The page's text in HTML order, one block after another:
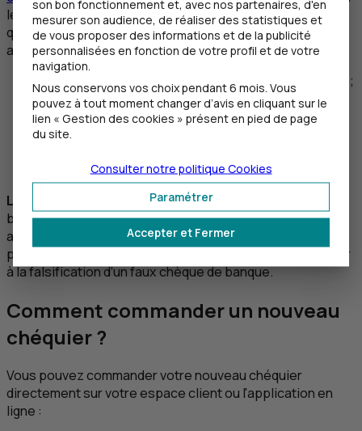
les transactions aux montants élevés. Cependant,
quelques précautions restent tout de même à prendre
afin de vous prémunir d’une éventuelle fraude :
Un filigrane doit apparaître sur le chèque de banque ;
Vérifiez que le chèque est émis par une banque en
France ;
Vérifiez qu’aucune rature ou autre trace particulière
Contacter la banque émettrice.
Le conseil du
: évitez les transactions par chèque de
banque le week-end, votre banque pourra ainsi procéder
aux vérifications nécessaires. Ne transmettez pas de
photo ou photocopie de votre chèque, elle pourrait servir
à la falsification d’un faux chèque de banque.
Comment commander un nouveau
chéquier ?
Vous pouvez commander votre nouveau chéquier
directement sur votre espace client ou l'application en
ligne :
son bon fonctionnement et, avec nos partenaires, d'en
mesurer son audience, de réaliser des statistiques et
de vous proposer des informations et de la publicité
personnalisées en fonction de votre profil et de votre
navigation.
Nous conservons vos choix pendant 6 mois. Vous
pouvez à tout moment changer d’avis en cliquant sur le
lien « Gestion des cookies » présent en pied de page
du site.
Accepter et Fermer
Paramétrer
Consulter notre politique Cookies